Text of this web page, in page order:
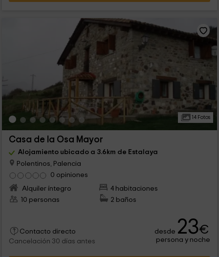
14 Fotos
Casa de la Osa Mayor
Alojamiento ubicado a 3.6km de Estalaya
Polentinos, Palencia
0 opiniones
Alquiler íntegro
4 habitaciones
10 personas
2 baños
Contacto directo
Cancelación 30 días antes
desde 23€
persona y noche